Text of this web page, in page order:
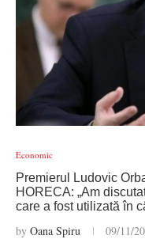
Economic
Premierul Ludovic
HORECA: „Am
care a fost utilizată în
by Oana Spiru 09/11/